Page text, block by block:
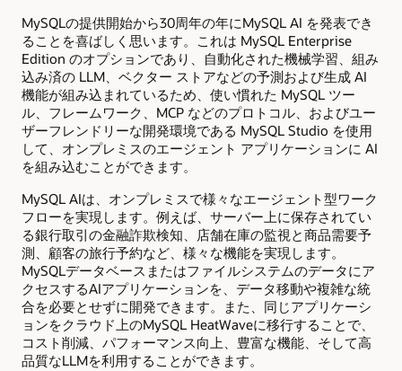
MySQLの提供開始から30周年の年にMySQL AI を発表でき
ることを喜ばしく思います。これは MySQL Enterprise
Edition のオプションであり、自動化された機械学習、組み
込み済の LLM、ベクター ストアなどの予測および生成 AI
機能が組み込まれているため、使い慣れた MySQL ツー
ル、フレームワーク、MCP などのプロトコル、およびユー
ザーフレンドリーな開発環境である MySQL Studio を使用
して、オンプレミスのエージェント アプリケーションに AI
を組み込むことができます。
MySQL AIは、オンプレミスで様々なエージェント型ワーク
フローを実現します。例えば、サーバー上に保存されてい
る銀行取引の金融詐欺検知、店舗在庫の監視と商品需要予
測、顧客の旅行予約など、様々な機能を実現します。
MySQLデータベースまたはファイルシステムのデータにア
クセスするAIアプリケーションを、データ移動や複雑な統
合を必要とせずに開発できます。また、同じアプリケーシ
ョンをクラウド上のMySQL HeatWaveに移行することで、
コスト削減、パフォーマンス向上、豊富な機能、そして高
品質なLLMを利用することができます。